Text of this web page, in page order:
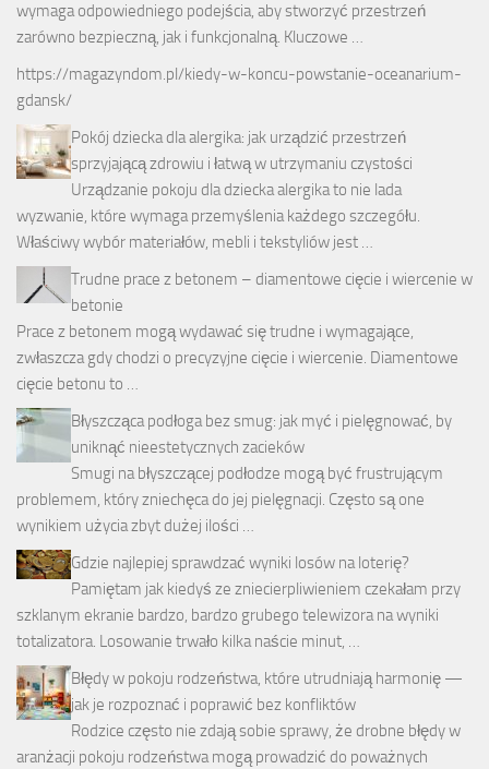
wymaga odpowiedniego podejścia, aby stworzyć przestrzeń
zarówno bezpieczną, jak i funkcjonalną. Kluczowe …
https://magazyndom.pl/kiedy-w-koncu-powstanie-oceanarium-
gdansk/
Pokój dziecka dla alergika: jak urządzić przestrzeń
sprzyjającą zdrowiu i łatwą w utrzymaniu czystości
Urządzanie pokoju dla dziecka alergika to nie lada
wyzwanie, które wymaga przemyślenia każdego szczegółu.
Właściwy wybór materiałów, mebli i tekstyliów jest …
Trudne prace z betonem – diamentowe cięcie i wiercenie w
betonie
Prace z betonem mogą wydawać się trudne i wymagające,
zwłaszcza gdy chodzi o precyzyjne cięcie i wiercenie. Diamentowe
cięcie betonu to …
Błyszcząca podłoga bez smug: jak myć i pielęgnować, by
uniknąć nieestetycznych zacieków
Smugi na błyszczącej podłodze mogą być frustrującym
problemem, który zniechęca do jej pielęgnacji. Często są one
wynikiem użycia zbyt dużej ilości …
Gdzie najlepiej sprawdzać wyniki losów na loterię?
Pamiętam jak kiedyś ze zniecierpliwieniem czekałam przy
szklanym ekranie bardzo, bardzo grubego telewizora na wyniki
totalizatora. Losowanie trwało kilka naście minut, …
Błędy w pokoju rodzeństwa, które utrudniają harmonię —
jak je rozpoznać i poprawić bez konfliktów
Rodzice często nie zdają sobie sprawy, że drobne błędy w
aranżacji pokoju rodzeństwa mogą prowadzić do poważnych